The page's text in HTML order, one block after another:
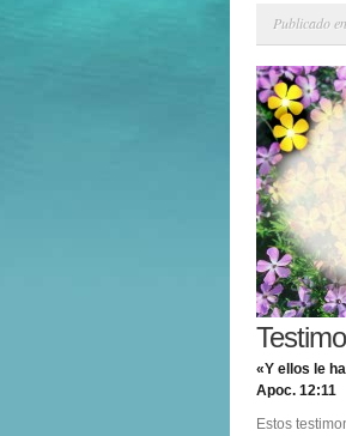
Publicado en
«Y ellos le
Apoc. 12:11
Estos